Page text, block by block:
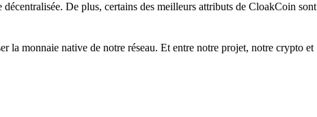
De plus, certains des meilleurs attributs de CloakCoin sont
la monnaie native de notre réseau. Et entre notre projet, notre crypto et